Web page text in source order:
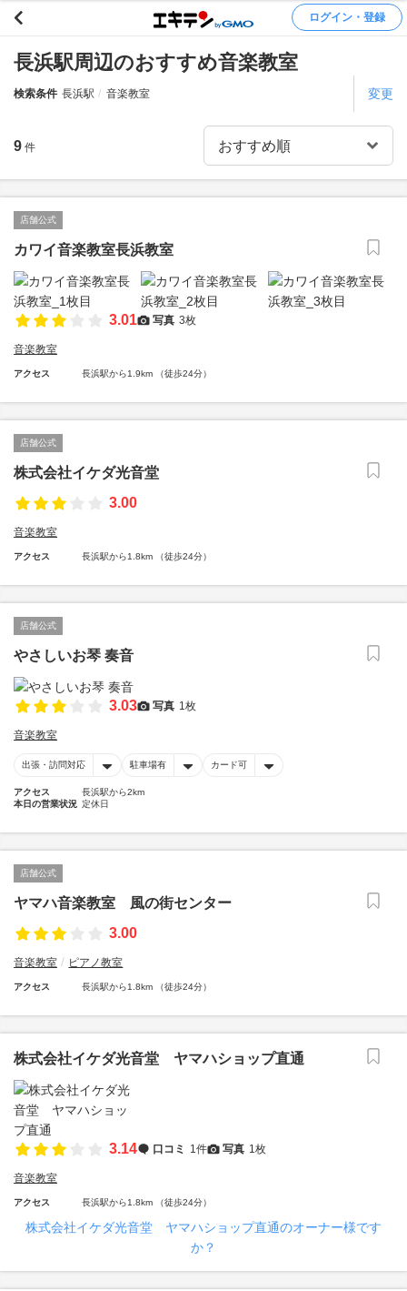
ログイン・登録
長浜駅周辺のおすすめ音楽教室
検索条件 長浜駅 音楽教室 変更
9 件
店舗公式
カワイ音楽教室長浜教室
3.01 写真 3枚
音楽教室
アクセス 長浜駅から1.9km （徒歩24分）
店舗公式
株式会社イケダ光音堂
3.00
音楽教室
アクセス 長浜駅から1.8km （徒歩24分）
店舗公式
やさしいお琴 奏音
3.03 写真 1枚
音楽教室
出張・訪問対応 駐車場有 カード可
アクセス
長浜駅から2km
本日の営業状況 定休日
店舗公式
ヤマハ音楽教室 風の街センター
3.00
音楽教室 ピアノ教室
アクセス 長浜駅から1.8km （徒歩24分）
株式会社イケダ光音堂 ヤマハショップ直通
3.14 口コミ 1件 写真 1枚
音楽教室
アクセス 長浜駅から1.8km （徒歩24分）
株式会社イケダ光音堂 ヤマハショップ直通のオーナー様です
か？